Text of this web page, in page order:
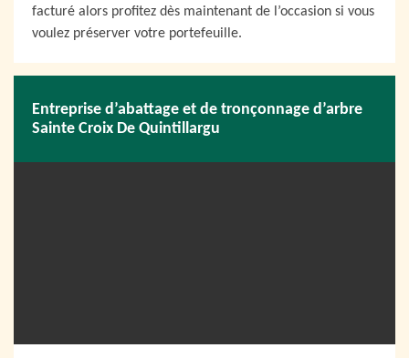
facturé alors profitez dès maintenant de l’occasion si vous
voulez préserver votre portefeuille.
Entreprise d’abattage et de tronçonnage d’arbre
Sainte Croix De Quintillargu